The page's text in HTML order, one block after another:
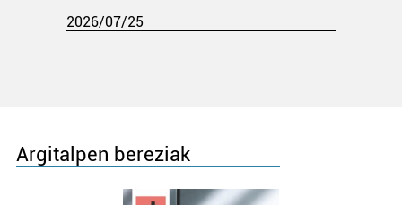
2026/07/25
Argitalpen bereziak